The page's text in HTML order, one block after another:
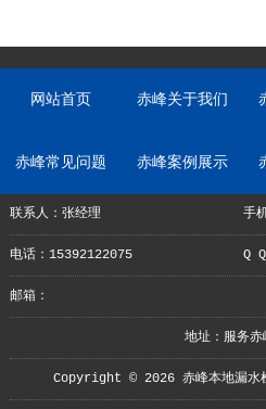
网站首页 赤峰关于我们
赤峰常见问题 赤峰案例展示
联系人：张经理 手
电话：15392122075 Q Q
邮箱：
地址：服务赤
Copyright © 2026 赤峰本地漏水